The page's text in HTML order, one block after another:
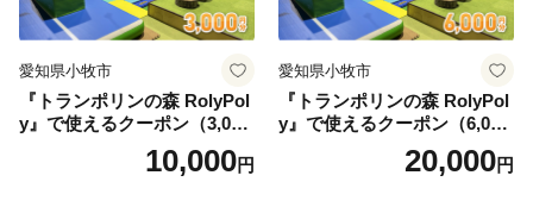
愛知県小牧市
『トランポリンの森 RolyPol
y』で使えるクーポン（3,000
10,000円
愛知県小牧市
『トランポリンの森 RolyPol
y』で使えるクーポン（6,000
20,000円